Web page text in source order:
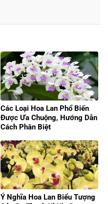
Các Loại Hoa Lan Phổ Biến
Được Ưa Chuộng, Hướng Dẫn
Cách Phân Biệt
Ý Nghĩa Hoa Lan Biểu Tượng